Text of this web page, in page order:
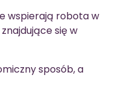
wspierają robota w
się w
sposób, a